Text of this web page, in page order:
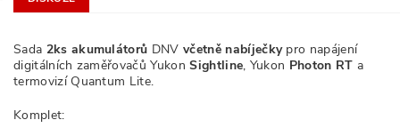
Sada 2ks akumulátorů DNVvčetně nabíječkypro napájení
digitálních zaměřovačů YukonSightline, Yukon Photon RT a
termovizí Quantum Lite.
Komplet: